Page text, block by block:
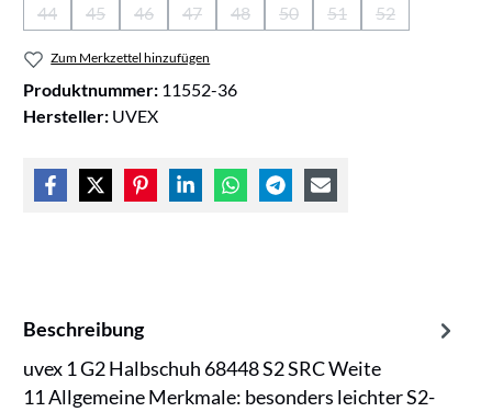
44
(Diese Option ist zurzeit nicht verfügbar.)
45
(Diese Option ist zurzeit nicht verfügbar.)
46
(Diese Option ist zurzeit nicht verfügbar.)
47
(Diese Option ist zurzeit nicht verfügbar.)
48
(Diese Option ist zurzeit nicht
50
(Diese Option ist zurzeit
51
(Diese Option ist
52
(Diese Option
Zum Merkzettel hinzufügen
Produktnummer: 11552-36
Hersteller: UVEX
Beschreibung
uvex 1 G2 Halbschuh 68448 S2 SRC Weite
11 Allgemeine Merkmale: besonders leichter S2-